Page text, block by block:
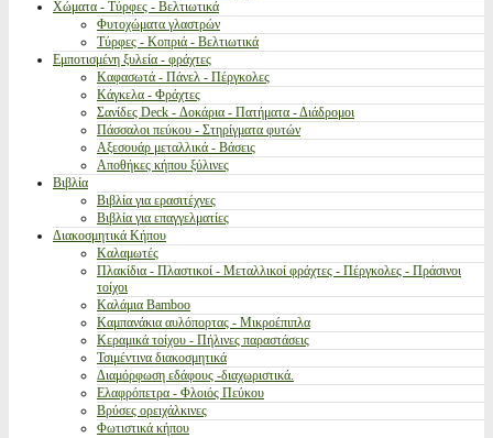
Χώματα - Τύρφες - Βελτιωτικά
Φυτοχώματα γλαστρών
Τύρφες - Κοπριά - Βελτιωτικά
Εμποτισμένη ξυλεία - φράχτες
Καφασωτά - Πάνελ - Πέργκολες
Κάγκελα - Φράχτες
Σανίδες Deck - Δοκάρια - Πατήματα - Διάδρομοι
Πάσσαλοι πεύκου - Στηρίγματα φυτών
Αξεσουάρ μεταλλικά - Βάσεις
Αποθήκες κήπου ξύλινες
Βιβλία
Βιβλία για ερασιτέχνες
Βιβλία για επαγγελματίες
Διακοσμητικά Κήπου
Καλαμωτές
Πλακίδια - Πλαστικοί - Μεταλλικοί φράχτες - Πέργκολες - Πράσινοι
τοίχοι
Καλάμια Bamboo
Καμπανάκια αυλόπορτας - Μικροέπιπλα
Κεραμικά τοίχου - Πήλινες παραστάσεις
Τσιμέντινα διακοσμητικά
Διαμόρφωση εδάφους -διαχωριστικά.
Ελαφρόπετρα - Φλοιός Πεύκου
Βρύσες ορειχάλκινες
Φωτιστικά κήπου